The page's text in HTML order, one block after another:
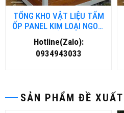
SẢN PHẨM ĐỀ XUẤT
TỔNG KHO VẬT LIỆU TẤM
ỐP PANEL KIM LOẠI NGOÀI
TRỜI TẠI HỒ CHÍ MINH
Hotline(Zalo):
0934943033